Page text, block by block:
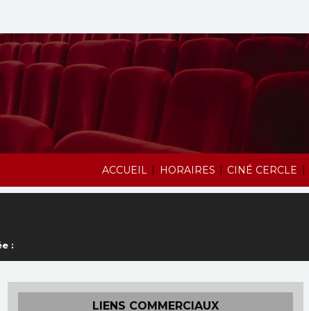
ACCUEIL | HORAIRES | CINÉ CERCLE |
:
LIENS COMMERCIAUX